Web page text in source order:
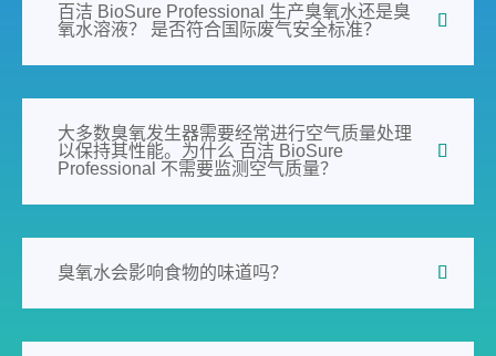
百洁 BioSure Professional 生产臭氧水还是臭
氧水溶液？ 是否符合国际废气安全标准？
大多数臭氧发生器需要经常进行空气质量处理
以保持其性能。为什么 百洁 BioSure
Professional 不需要监测空气质量？
臭氧水会影响食物的味道吗？